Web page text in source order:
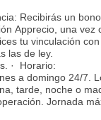
Recibirás un
Apprecio, una vez
tu vinculación con
las de ley.
· Horario:
a domingo 24/7.
tarde, noche o
Jornada